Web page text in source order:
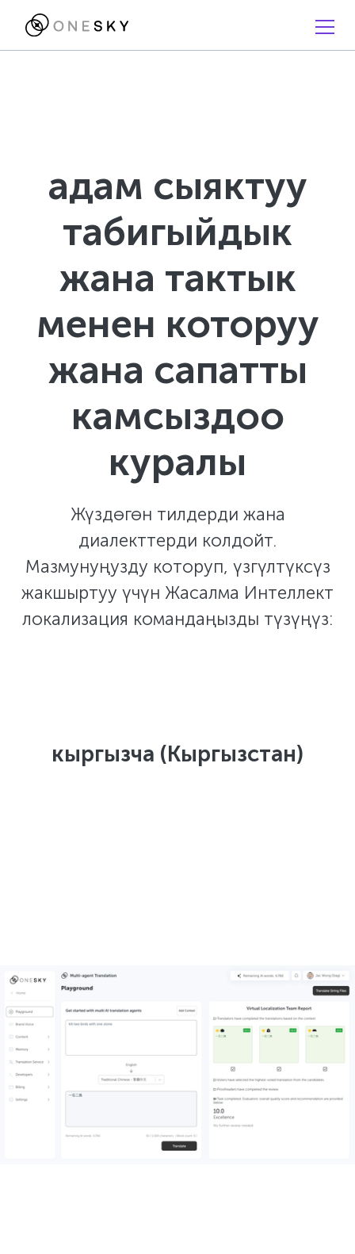
адам сыяктуу
табигыйдык
жана тактык
менен которуу
жана сапатты
камсыздоо
куралы
Жүздөгөн тилдерди жана
диалекттерди колдойт.
Мазмунуңузду которуп, үзгүлтүксүз
жакшыртуу үчүн Жасалма Интеллект
локализация командаңызды түзүңүз:
кыргызча (Кыргызстан)